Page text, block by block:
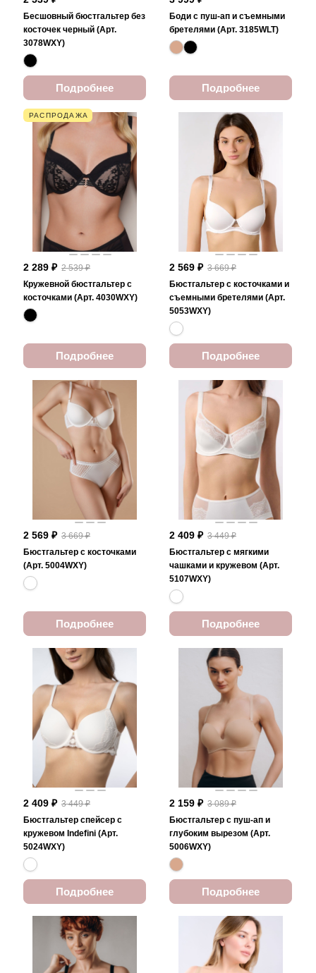
Бесшовный бюстгальтер без
косточек черный (Арт.
3078WXY)
Подробнее
Боди с пуш-ап и съемными
бретелями (Арт. 3185WLT)
Подробнее
РАСПРОДАЖА
2 289 ₽ 2 539 ₽
Кружевной бюстгальтер с
косточками (Арт. 4030WXY)
Подробнее
2 569 ₽ 3 669 ₽
Бюстгальтер с косточками и
съемными бретелями (Арт.
5053WXY)
Подробнее
2 569 ₽ 3 669 ₽
Бюстгальтер с косточками
(Арт. 5004WXY)
Подробнее
2 409 ₽ 3 449 ₽
Бюстгальтер с мягкими
чашками и кружевом (Арт.
5107WXY)
Подробнее
2 409 ₽ 3 449 ₽
Бюстгальтер спейсер с
кружевом Indefini (Арт.
5024WXY)
Подробнее
2 159 ₽ 3 089 ₽
Бюстгальтер с пуш-ап и
глубоким вырезом (Арт.
5006WXY)
Подробнее